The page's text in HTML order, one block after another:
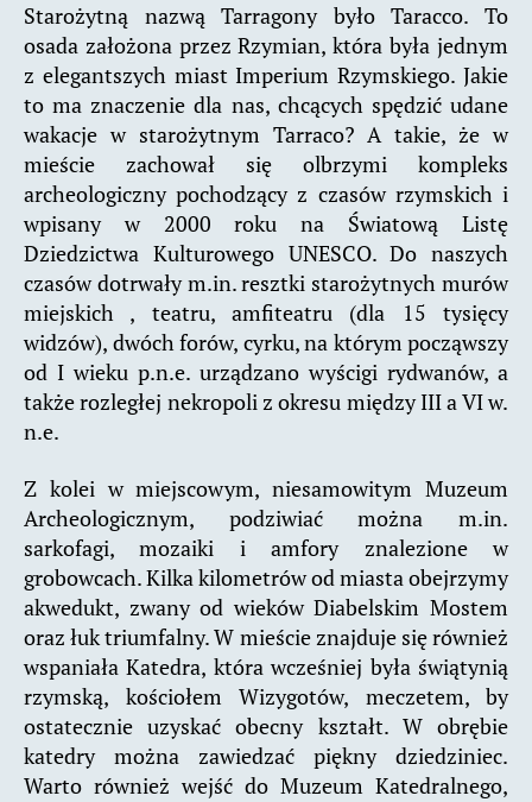
Starożytną nazwą Tarragony było Taracco. To
osada założona przez Rzymian, która była jednym
z elegantszych miast Imperium Rzymskiego. Jakie
to ma znaczenie dla nas, chcących spędzić udane
wakacje w starożytnym Tarraco? A takie, że w
mieście zachował się olbrzymi kompleks
archeologiczny pochodzący z czasów rzymskich i
wpisany w 2000 roku na Światową Listę
Dziedzictwa Kulturowego UNESCO. Do naszych
czasów dotrwały m.in. resztki starożytnych murów
miejskich , teatru, amfiteatru (dla 15 tysięcy
widzów), dwóch forów, cyrku, na którym począwszy
od I wieku p.n.e. urządzano wyścigi rydwanów, a
także rozległej nekropoli z okresu między III a VI w.
n.e.
Z kolei w miejscowym, niesamowitym Muzeum
Archeologicznym, podziwiać można m.in.
sarkofagi, mozaiki i amfory znalezione w
grobowcach. Kilka kilometrów od miasta obejrzymy
akwedukt, zwany od wieków Diabelskim Mostem
oraz łuk triumfalny. W mieście znajduje się również
wspaniała Katedra, która wcześniej była świątynią
rzymską, kościołem Wizygotów, meczetem, by
ostatecznie uzyskać obecny kształt. W obrębie
katedry można zawiedzać piękny dziedziniec.
Warto również wejść do Muzeum Katedralnego,